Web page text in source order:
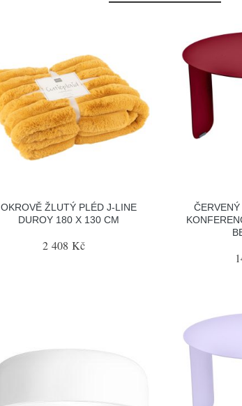
OKROVĚ ŽLUTÝ PLÉD J-LINE
DUROY 180 X 130 CM
2 408 Kč